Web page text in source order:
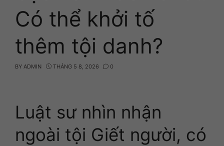
Có thể khởi tố
thêm tội danh?
BY ADMIN THÁNG 5 8, 2026 0
Luật sư nhìn nhận
ngoài tội Giết người, có